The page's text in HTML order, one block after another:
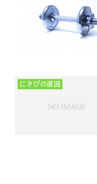
にきびの原因